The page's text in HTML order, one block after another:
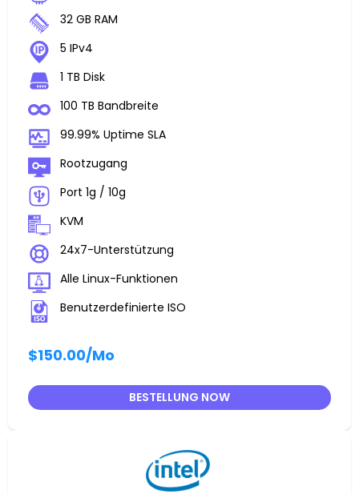
32 GB RAM
5 IPv4
1 TB Disk
100 TB Bandbreite
99.99% Uptime SLA
Rootzugang
Port 1g / 10g
KVM
24x7-Unterstützung
Alle Linux-Funktionen
Benutzerdefinierte ISO
$150.00/Mo
BESTELLUNG NOW